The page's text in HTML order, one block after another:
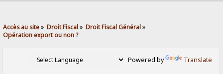
Accès au site» Droit Fiscal» Droit Fiscal Général»
Opération export ou non ?
Powered by Translate